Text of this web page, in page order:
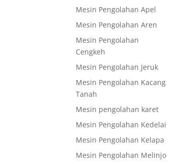
Mesin Pengolahan Apel
Mesin Pengolahan Aren
Mesin Pengolahan
Cengkeh
Mesin Pengolahan Jeruk
Mesin Pengolahan Kacang
Tanah
Mesin pengolahan karet
Mesin Pengolahan Kedelai
Mesin Pengolahan Kelapa
Mesin Pengolahan Melinjo